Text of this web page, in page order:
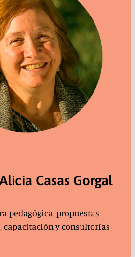
Casas Gorgal
pedagógica, propuestas
capacitación y consultorías